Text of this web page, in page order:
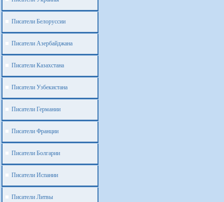
Писатели Белоруссии
Писатели Азербайджана
Писатели Казахстана
Писатели Узбекистана
Писатели Германии
Писатели Франции
Писатели Болгарии
Писатели Испании
Писатели Литвы